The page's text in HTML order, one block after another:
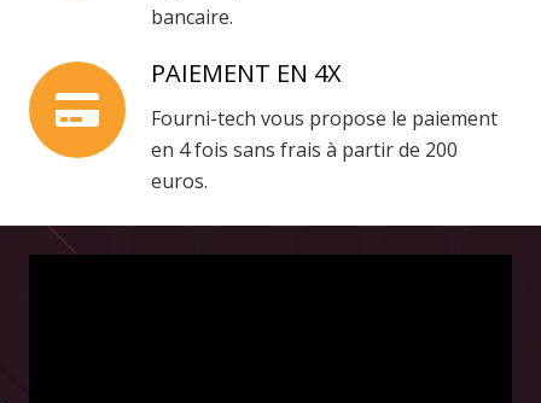
bancaire.
PAIEMENT EN 4X
Fourni-tech vous propose le paiement
en 4 fois sans frais à partir de 200
euros.